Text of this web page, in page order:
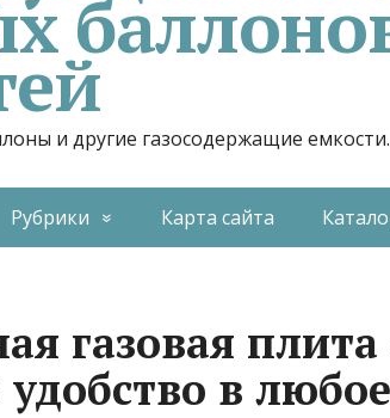
и другие газосодержащие
Рубрики Карта сайта
газовая плита
в